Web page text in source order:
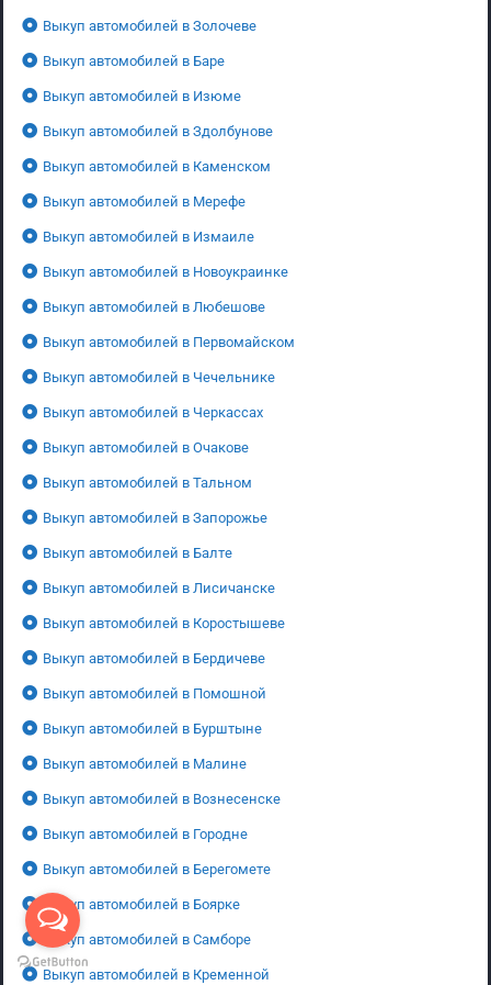
Выкуп автомобилей в Золочеве
Выкуп автомобилей в Баре
Выкуп автомобилей в Изюме
Выкуп автомобилей в Здолбунове
Выкуп автомобилей в Каменском
Выкуп автомобилей в Мерефе
Выкуп автомобилей в Измаиле
Выкуп автомобилей в Новоукраинке
Выкуп автомобилей в Любешове
Выкуп автомобилей в Первомайском
Выкуп автомобилей в Чечельнике
Выкуп автомобилей в Черкассах
Выкуп автомобилей в Очакове
Выкуп автомобилей в Тальном
Выкуп автомобилей в Запорожье
Выкуп автомобилей в Балте
Выкуп автомобилей в Лисичанске
Выкуп автомобилей в Коростышеве
Выкуп автомобилей в Бердичеве
Выкуп автомобилей в Помошной
Выкуп автомобилей в Бурштыне
Выкуп автомобилей в Малине
Выкуп автомобилей в Вознесенске
Выкуп автомобилей в Городне
Выкуп автомобилей в Берегомете
Выкуп автомобилей в Боярке
Выкуп автомобилей в Самборе
Выкуп автомобилей в Кременной